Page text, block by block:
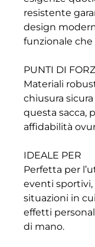
resistente
design
funzionale
PUNTI DI
Materiali
chiusura
questa sacca,
affidabilità
IDEALE PER
Perfetta per
eventi
situazioni in
effetti
di mano.